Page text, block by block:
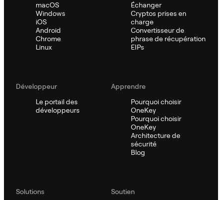
macOS
Windows
iOS
Android
Chrome
Linux
Échanger
Cryptos prises en
charge
Convertisseur de
phrase de récupération
EIPs
Développeur
Le portail des
développeurs
Apprendre
Pourquoi choisir
OneKey
Pourquoi choisir
OneKey
Architecture de
sécurité
Blog
Solutions
Soutien